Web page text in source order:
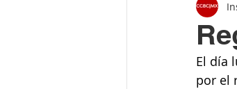
El día
por el